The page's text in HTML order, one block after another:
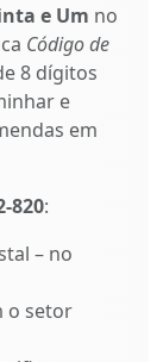
e Um no
Código de
8 dígitos
e
em
820:
– no
o setor